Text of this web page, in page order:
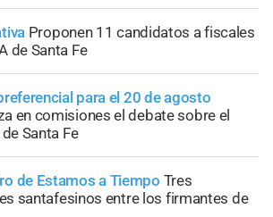
Proponen 11 candidatos a fiscales
de Santa Fe
para el 20 de agosto
en comisiones el debate sobre el
Santa Fe
de Estamos a Tiempo Tres
santafesinos entre los firmantes de